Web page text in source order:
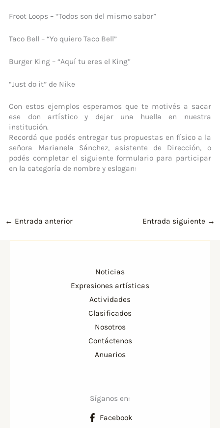
Froot Loops – “Todos son del mismo sabor”
Taco Bell – “Yo quiero Taco Bell”
Burger King – “Aquí tu eres el King”
“Just do it” de Nike
Con estos ejemplos esperamos que te motivés a sacar
ese don artístico y dejar una huella en nuestra
institución.
Recordá que podés entregar tus propuestas en físico a la
señora Marianela Sánchez, asistente de Dirección, o
podés completar el siguiente formulario para participar
en la categoría de nombre y eslogan:
← Entrada anterior Entrada siguiente →
Noticias
Expresiones artísticas
Actividades
Clasificados
Nosotros
Contáctenos
Anuarios
Síganos en:
Facebook